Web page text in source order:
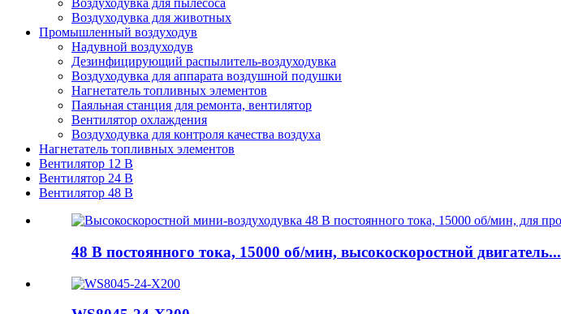
Воздуходувка для пылесоса
Воздуходувка для животных
Промышленный воздуходув
Надувной воздуходув
Дезинфицирующий распылитель-воздуходувка
Воздуходувка для аппарата воздушной подушки
Нагнетатель топливных элементов
Паяльная станция для ремонта, вентилятор
Вентилятор охлаждения
Воздуходувка для контроля качества воздуха
Нагнетатель топливных элементов
Вентилятор 12 В
Вентилятор 24 В
Вентилятор 48 В
48 В постоянного тока, 15000 об/мин, высокоскоростной двигатель...